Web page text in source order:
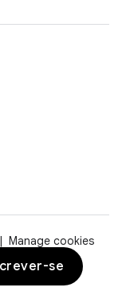
Manage cookies
se